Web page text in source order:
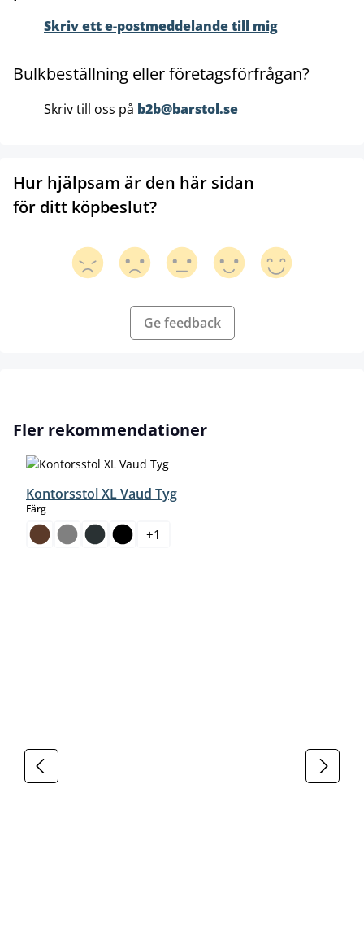
Skriv ett e-postmeddelande till mig
Bulkbeställning eller företagsförfrågan?
Skriv till oss på b2b@barstol.se
Hur hjälpsam är den här sidan
för ditt köpbeslut?
Ge feedback
Hoppa över produktgalleri
Fler rekommendationer
Kontorsstol XL Vaud Tyg
Färgselect
+1